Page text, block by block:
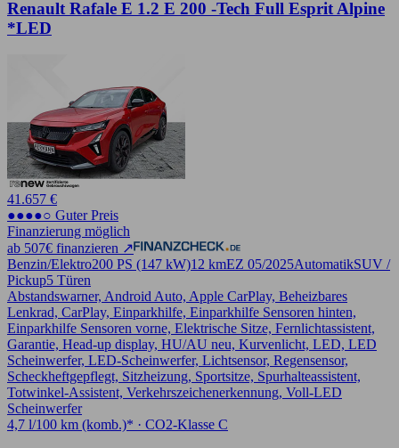
Renault Rafale E 1.2 E 200 -Tech Full Esprit Alpine
*LED
41.657 €
●●●●○ Guter Preis
Finanzierung möglich
ab 507€ finanzieren ↗
Benzin/Elektro200 PS (147 kW)12 kmEZ 05/2025AutomatikSUV /
Pickup5 Türen
Abstandswarner, Android Auto, Apple CarPlay, Beheizbares
Lenkrad, CarPlay, Einparkhilfe, Einparkhilfe Sensoren hinten,
Einparkhilfe Sensoren vorne, Elektrische Sitze, Fernlichtassistent,
Garantie, Head-up display, HU/AU neu, Kurvenlicht, LED, LED
Scheinwerfer, LED-Scheinwerfer, Lichtsensor, Regensensor,
Scheckheftgepflegt, Sitzheizung, Sportsitze, Spurhalteassistent,
Totwinkel-Assistent, Verkehrszeichenerkennung, Voll-LED
Scheinwerfer
4,7 l/100 km (komb.)* · CO2-Klasse C